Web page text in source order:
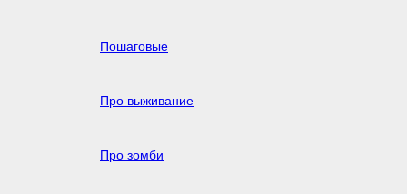
Пошаговые
Про выживание
Про зомби